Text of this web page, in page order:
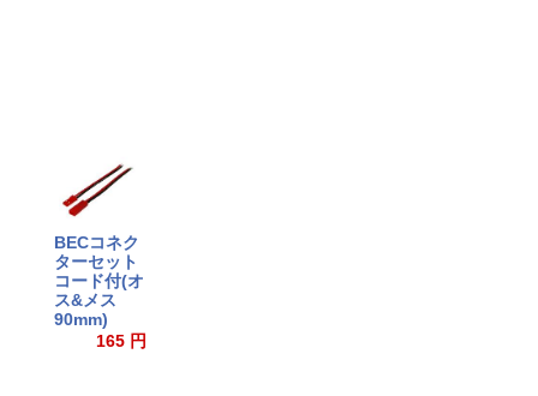
BECコネク
ターセット
コード付(オ
ス&メス
90mm)
165 円